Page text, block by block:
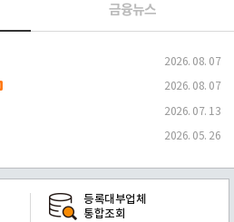
금융뉴스
2026. 08. 07
2026. 08. 07
2026. 07. 13
2026. 05. 26
등록대부업체
통합조회